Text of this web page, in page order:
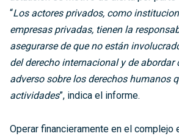
“Los actores privados, como
empresas privadas, tienen la
asegurarse de que no están
del derecho internacional y de abordar
adverso sobre los derechos humanos
actividades”, indica el informe.
Operar financieramente en el complejo